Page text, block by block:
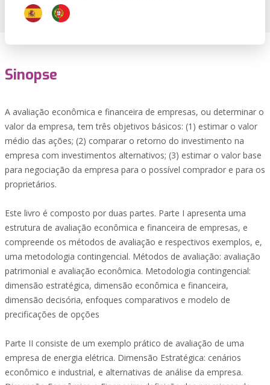
Sinopse
A avaliação econômica e financeira de empresas, ou determinar o
valor da empresa, tem três objetivos básicos: (1) estimar o valor
médio das ações; (2) comparar o retorno do investimento na
empresa com investimentos alternativos; (3) estimar o valor base
para negociação da empresa para o possível comprador e para os
proprietários.
Este livro é composto por duas partes. Parte I apresenta uma
estrutura de avaliação econômica e financeira de empresas, e
compreende os métodos de avaliação e respectivos exemplos, e,
uma metodologia contingencial. Métodos de avaliação: avaliação
patrimonial e avaliação econômica. Metodologia contingencial:
dimensão estratégica, dimensão econômica e financeira,
dimensão decisória, enfoques comparativos e modelo de
precificações de opções
Parte II consiste de um exemplo prático de avaliação de uma
empresa de energia elétrica. Dimensão Estratégica: cenários
econômico e industrial, e alternativas de análise da empresa.